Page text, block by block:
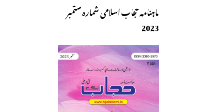
ماہنامہ حجاب اسلامی شمارہ ستمبر
2023